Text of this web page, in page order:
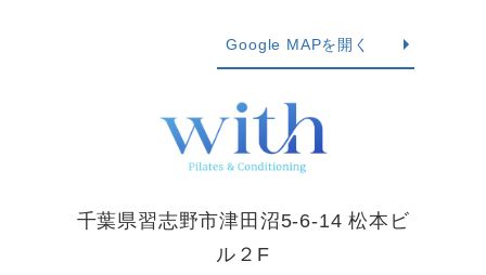
Google MAPを開く
千葉県習志野市津田沼5-6-14 松本ビ
ル２F